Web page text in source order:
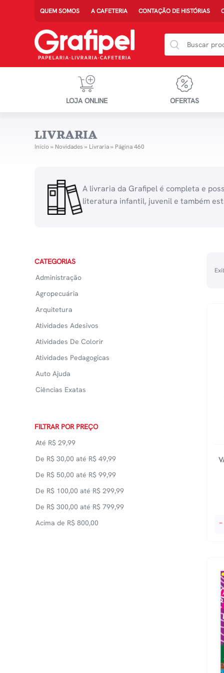
QUEM SOMOS A CAFETERIA CONTAÇÃO DE HISTÓRIAS
LOJA ONLINE OFERTAS
LIVRARIA
Início» Novidades » Livraria» Página 460
A livraria da Grafipel é completa e
literatura infantil, juvenil e também
CATEGORIAS
Administração
Agropecuária
Arquitetura
Atividades Adesivos
Atividades De Colorir
Atividades Pedagogicas
Auto Ajuda
Ciências Exatas
Ciências Naturais
Culinária
Didáticos
Direito
Economia
Educação
FILTRAR POR PREÇO
Até R$ 29,99
De R$ 30,00 até R$ 49,99
De R$ 50,00 até R$ 99,99
De R$ 100,00 até R$ 299,99
De R$ 300,00 até R$ 799,99
Acima de R$ 800,00
No
-